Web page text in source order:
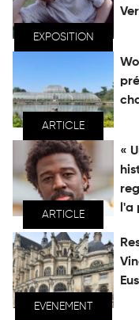
EXPOSITION
ARTICLE
ARTICLE
«
l'a
EVENEMENT